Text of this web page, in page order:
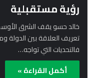
رؤية مستقبلية
خالد حسو يقف الشرق
تعريف العلاقة بين الدولة
فالتحديات التي تواجه…
أكمل القراءة »